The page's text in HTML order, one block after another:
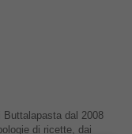
dal 2008
di ricette, dai